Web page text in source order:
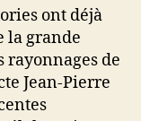
ont déjà
la grande
de
Jean-Pierre